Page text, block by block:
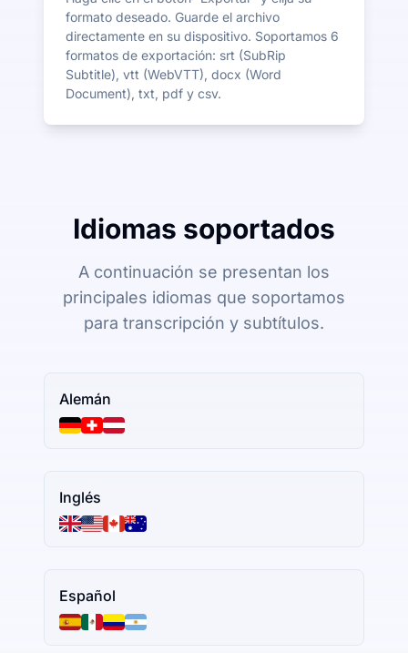
formato deseado. Guarde el archivo
directamente en su dispositivo. Soportamos 6
formatos de exportación: srt (SubRip
Subtitle), vtt (WebVTT), docx (Word
Document), txt, pdf y csv.
Idiomas soportados
A continuación se presentan los
principales idiomas que soportamos
para transcripción y subtítulos.
Alemán
Inglés
Español